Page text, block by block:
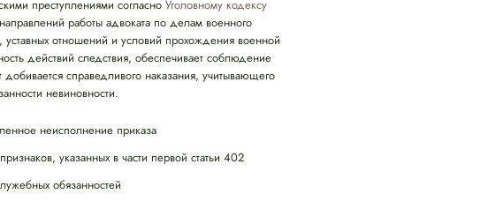
преступлениями согласно Уголовному кодексу
работы адвоката по делам военного
отношений и условий прохождения военной
действий следствия, обеспечивает соблюдение
справедливого наказания, учитывающего
невиновности.
неисполнение приказа
указанных в части первой статьи 402
обязанностей